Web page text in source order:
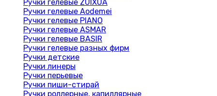
Ручки гелевые ZUIXUA
Ручки гелевые Aodemei
Ручки гелевые PIANO
Ручки гелевые ASMAR
Ручки гелевые BASIR
Ручки гелевые разных фирм
Ручки детские
Ручки линеры
Ручки перьевые
Ручки пиши-стирай
Ручки роллерные, капиллярные